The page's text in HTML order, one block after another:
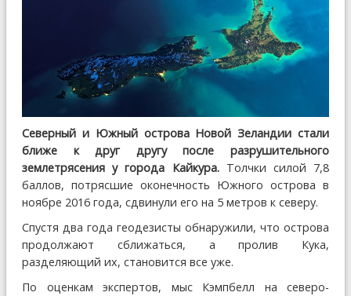
Северный и Южный острова Новой Зеландии стали
ближе к друг другу после разрушительного
землетрясения у города Кайкура.Толчки силой 7,8
баллов, потрясшие оконечность Южного острова в
ноябре 2016 года, сдвинули его на 5 метров к северу.
Спустя два года геодезисты обнаружили, что острова
продолжают сближаться, а пролив Кука,
разделяющий их, становится все уже.
По оценкам экспертов, мыс Кэмпбелл на северо-